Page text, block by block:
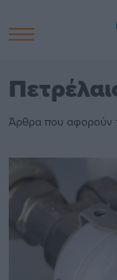
Άρθρα που αφορούν